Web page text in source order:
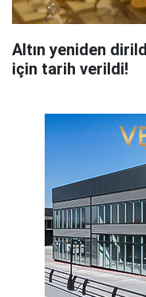
Altın yeniden
için tarih verildi!